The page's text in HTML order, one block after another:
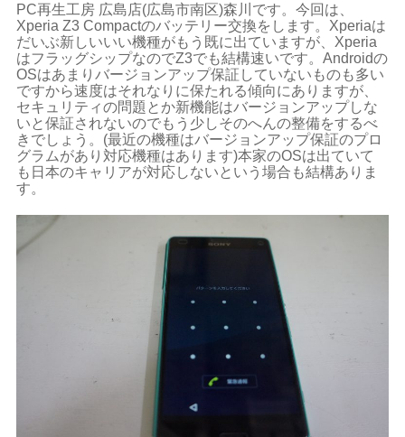
PC再生工房 広島店(広島市南区)森川です。今回は、
Xperia Z3 Compactのバッテリー交換をします。Xperiaは
だいぶ新しいいい機種がもう既に出ていますが、Xperia
はフラッグシップなのでZ3でも結構速いです。Androidの
OSはあまりバージョンアップ保証していないものも多い
ですから速度はそれなりに保たれる傾向にありますが、
セキュリティの問題とか新機能はバージョンアップしな
いと保証されないのでもう少しそのへんの整備をするべ
きでしょう。(最近の機種はバージョンアップ保証のプロ
グラムがあり対応機種はあります)本家のOSは出ていて
も日本のキャリアが対応しないという場合も結構ありま
す。